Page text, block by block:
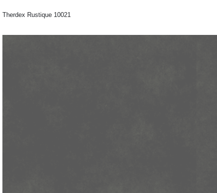
Therdex Rustique 10021